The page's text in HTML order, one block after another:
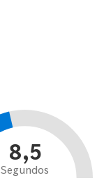
8,5
Segundos